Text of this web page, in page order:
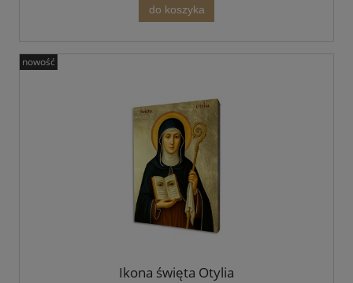
do koszyka
Ikona święta Otylia
nowość